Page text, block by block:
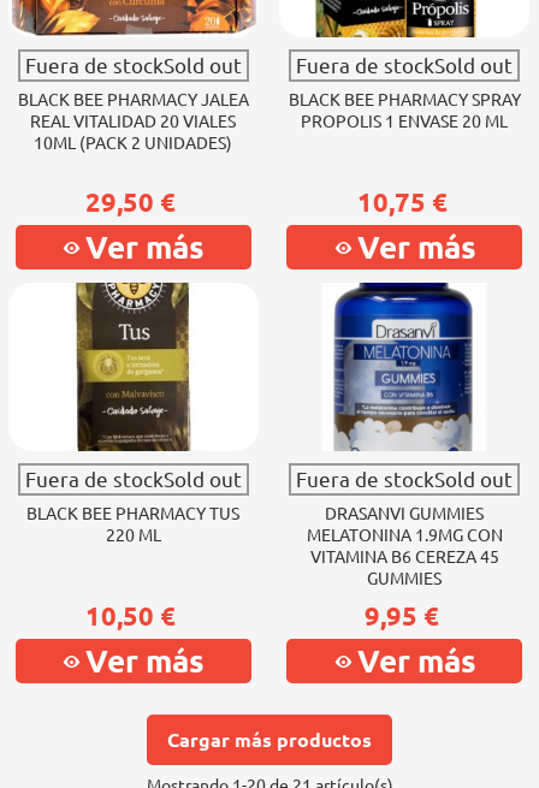
Fuera de stockSold out
BLACK BEE PHARMACY JALEA
REAL VITALIDAD 20 VIALES
10ML (PACK 2 UNIDADES)
29,50 €
Ver más
Fuera de stockSold out
BLACK BEE PHARMACY SPRAY
PROPOLIS 1 ENVASE 20 ML
10,75 €
Ver más
Fuera de stockSold out
BLACK BEE PHARMACY TUS
220 ML
10,50 €
Ver más
Fuera de stockSold out
DRASANVI GUMMIES
MELATONINA 1.9MG CON
VITAMINA B6 CEREZA 45
GUMMIES
9,95 €
Ver más
Cargar más productos